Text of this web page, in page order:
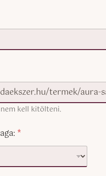
kell kitölteni.
*